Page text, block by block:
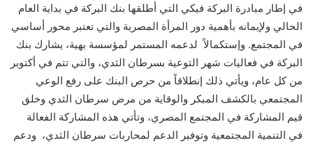
إلكترونيا
في إطار مبادرة البركة فيكي التي أطلقها بنك البركة في بداية العام
الحالي ولإيمانه بأهمية دور المرأة المصرية والتي تعتبر محور أساسي
في المجتمع. وإستكمالاً لدعمه المستمر لمؤسسة بهية، يشارك بنك
البركة في فعاليات شهر التوعية بسرطان الثدي، والتي تتم في أكتوبر
من كل عام، ويأتي ذلك إنطلاقاً من حرص البنك على رفع الوعي
المجتمعي بالكشف المبكر والوقاية من مرض سرطان الثدي وخلق
قيم المشاركة في المجتمع المصري، وتأتي هذه المشاركة الفعالة
في التنمية المجتمعية وتوفير الدعم لمحاربات سرطان الثدي، ودعم